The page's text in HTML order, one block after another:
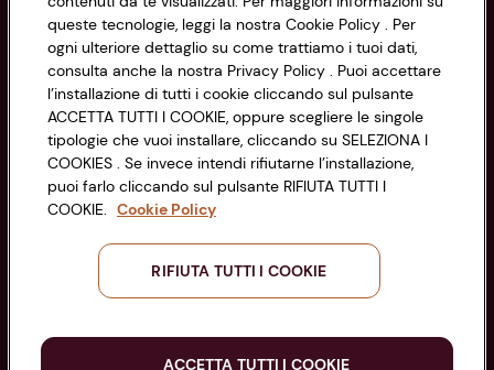
Impostazioni Cookie
Accessibilità
CONAD SOCIETÀ COOPERATIVA
Via Michelino, 59 | 40127 BOLOGNA
Codice Fiscale e Registro Imprese
di Bologna 00865960157
PARTITA IVA 03320960374
Servizio clienti
Seguici sui Social:
queste tecnologie, leggi la nostra Cookie Policy . Per
ogni ulteriore dettaglio su come trattiamo i tuoi dati,
consulta anche la nostra Privacy Policy . Puoi accettare
l’installazione di tutti i cookie cliccando sul pulsante
ACCETTA TUTTI I COOKIE, oppure scegliere le singole
tipologie che vuoi installare, cliccando su SELEZIONA I
COOKIES . Se invece intendi rifiutarne l’installazione,
puoi farlo cliccando sul pulsante RIFIUTA TUTTI I
COOKIE. Cookie Policy
RIFIUTA TUTTI I COOKIE
ACCETTA TUTTI I COOKIE